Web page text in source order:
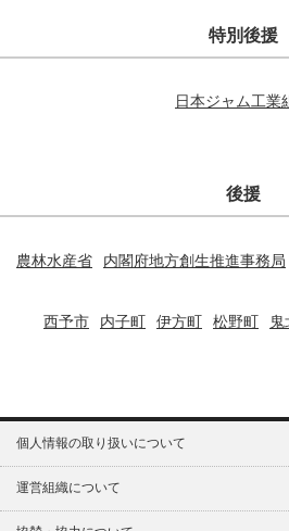
特別後援
日本ジャム工業
後援
農林水産省 内閣府地方創生推進事務局
西予市 内子町 伊方町 松野町 鬼
個人情報の取り扱いについて
運営組織について